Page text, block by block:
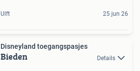
Ulft 25 jun 26
Disneyland toegangspasjes
Bieden Details